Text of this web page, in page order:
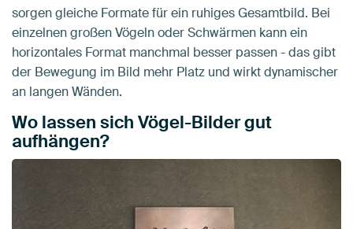
sorgen gleiche Formate für ein ruhiges Gesamtbild. Bei
einzelnen großen Vögeln oder Schwärmen kann ein
horizontales Format manchmal besser passen - das gibt
der Bewegung im Bild mehr Platz und wirkt dynamischer
an langen Wänden.
Wo lassen sich Vögel-Bilder gut
aufhängen?